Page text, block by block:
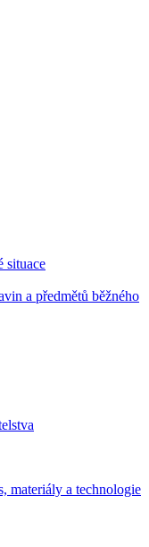
situace
a předmětů běžného
materiály a technologie